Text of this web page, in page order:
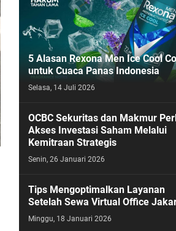
5 Alasan Rexona Men Ice Cool
untuk Cuaca Panas Indonesia
Selasa, 14 Juli 2026
OCBC Sekuritas dan Makmur
Akses Investasi Saham Melalui
Kemitraan Strategis
Senin, 26 Januari 2026
Tips Mengoptimalkan Layanan
Setelah Sewa Virtual Office
Minggu, 18 Januari 2026